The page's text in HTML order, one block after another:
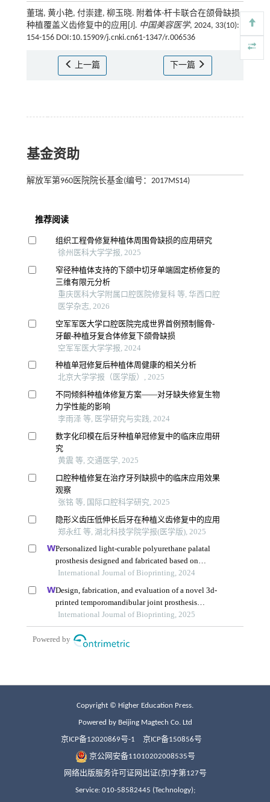
董瑞, 黄小艳, 付崇建, 柳玉晓. 附着体-杆卡联合在颌骨缺损
种植覆盖义齿修复中的应用[J]. 中国美容医学, 2024, 33(10):
154-156 DOI:10.15909/j.cnki.cn61-1347/r.006536
上一篇 下一篇
基金资助
解放军第960医院院长基金(编号：2017MS14)
Copyright © Higher Education Press.
Powered by Beijing Magtech Co. Ltd
京ICP备12020869号-1 京ICP备150856号
京公网安备11010202008535号
网络出版服务许可证网出证(京)字第127号
Service: 010-58582445 (Technology);